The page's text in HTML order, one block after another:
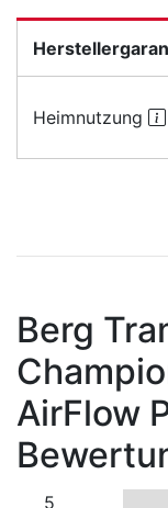
Heimnutzung
Berg
AirFlow
5